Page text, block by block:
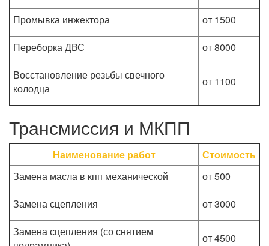
Промывка инжектора
от 1500
Переборка ДВС
от 8000
Восстановление резьбы свечного
колодца
от 1100
Трансмиссия и МКПП
Наименование работ
Стоимость
Замена масла в кпп механической
от 500
Замена сцепления
от 3000
Замена сцепления (со снятием
от 4500